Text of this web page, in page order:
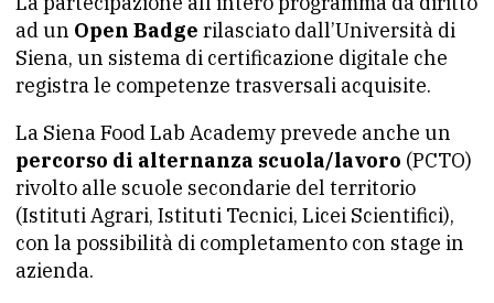
ad un Open Badge rilasciato dall’Università di
Siena, un sistema di certificazione digitale che
registra le competenze trasversali acquisite.
La Siena Food Lab Academy prevede anche un
percorso di alternanza scuola/lavoro (PCTO)
rivolto alle scuole secondarie del territorio
(Istituti Agrari, Istituti Tecnici, Licei Scientifici),
con la possibilità di completamento con stage in
azienda.